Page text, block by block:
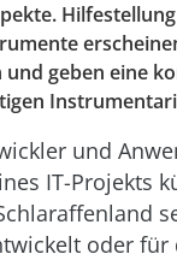
geben eine
und
IT-Projekts
oder